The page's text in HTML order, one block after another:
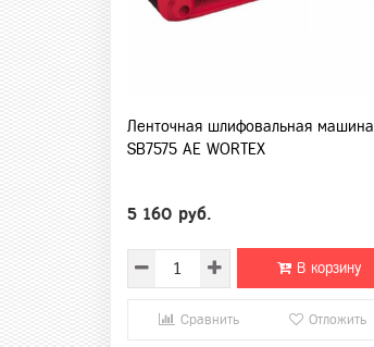
Ленточная шлифовальная машина
SB7575 AE WORTEX
5 160 руб.
В корзину
Сравнить Отложить